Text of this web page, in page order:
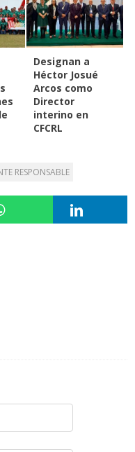
Designan a
Héctor Josué
Arcos como
Director
interino en
CFCRL
RESPONSABLE